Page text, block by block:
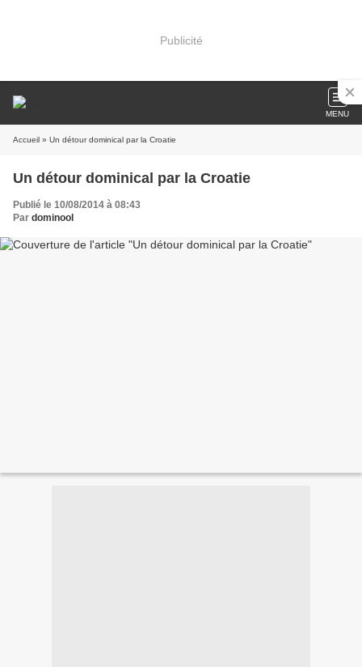
Publicité
MENU
Accueil » Un détour dominical par la Croatie
Un détour dominical par la Croatie
Publié le 10/08/2014 à 08:43
Par dominool